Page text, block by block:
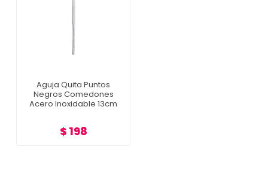
Aguja Quita Puntos
Negros Comedones
Acero Inoxidable 13cm
$ 198